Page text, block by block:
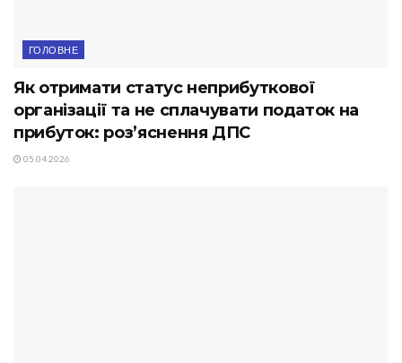
ГОЛОВНЕ
Як отримати статус неприбуткової
організації та не сплачувати податок на
прибуток: роз’яснення ДПС
05.04.2026